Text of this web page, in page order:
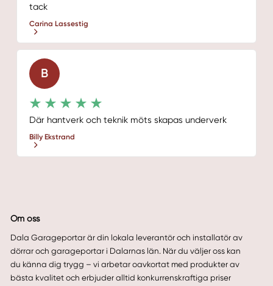
tack
Carina Lassestig
B
Där hantverk och teknik möts skapas underverk
Billy Ekstrand
Om oss
Dala Garageportar är din lokala leverantör och installatör av
dörrar och garageportar i Dalarnas län. När du väljer oss kan
du känna dig trygg – vi arbetar oavkortat med produkter av
bästa kvalitet och erbjuder alltid konkurrenskraftiga priser